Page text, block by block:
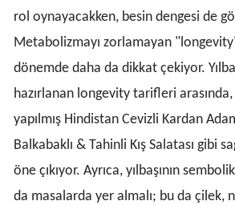
rol oynayacakken, besin dengesi de
Metabolizmayı zorlamayan
dönemde daha da dikkat çekiyor.
hazırlanan longevity tarifleri
yapılmış Hindistan Cevizli Kardan
Balkabaklı & Tahinli Kış Salatası gibi
öne çıkıyor. Ayrıca, yılbaşının
da masalarda yer almalı; bu da çilek,